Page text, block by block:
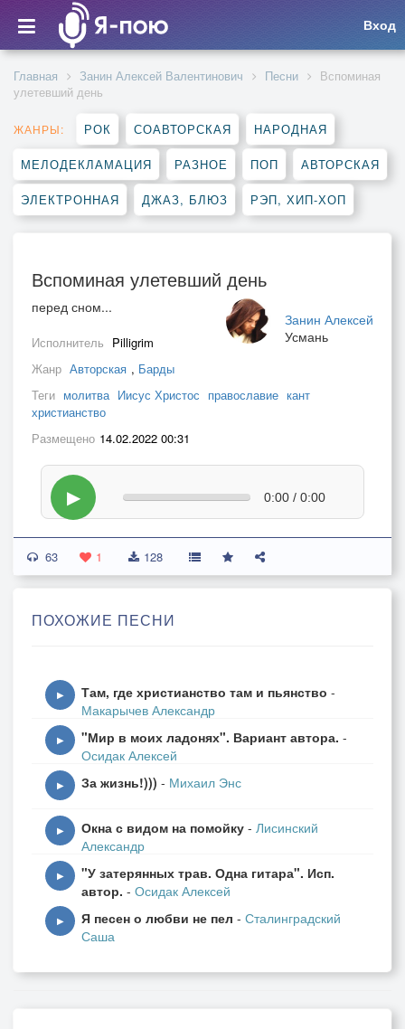
Вход
Главная Занин Алексей Валентинович Песни
Вспоминая
улетевший день
ЖАНРЫ: РОК СОАВТОРСКАЯ НАРОДНАЯ
МЕЛОДЕКЛАМАЦИЯ РАЗНОЕ ПОП АВТОРСКАЯ
ЭЛЕКТРОННАЯ ДЖАЗ, БЛЮЗ РЭП, ХИП-ХОП
Вспоминая улетевший день
Занин Алексей
Усмань
перед сном...
Исполнитель Pilligrim
Жанр Авторская , Барды
Теги молитва Иисус Христос православие кант
христианство
Размещено 14.02.2022 00:31
▶ 0:00 / 0:00
63 1 128
ПОХОЖИЕ ПЕСНИ
▶ Там, где христианство там и пьянство -
Макарычев Александр
▶ "Мир в моих ладонях". Вариант автора. -
Осидак Алексей
▶ За жизнь!))) - Михаил Энс
▶ Окна с видом на помойку - Лисинский
Александр
▶
"У затерянных трав. Одна гитара". Исп.
автор. - Осидак Алексей
▶ Я песен о любви не пел - Сталинградский
Саша